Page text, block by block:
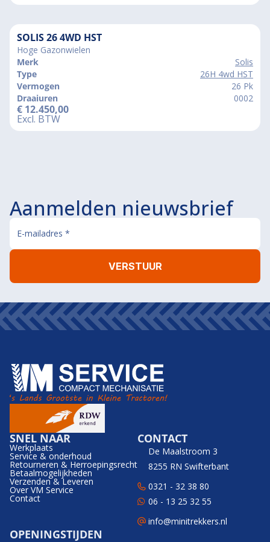
SOLIS 26 4WD HST
Hoge Gazonwielen
Merk
Solis
Type
26H 4wd HST
Vermogen
26 Pk
Draaiuren
0002
€ 12.450,00
Excl. BTW
Aanmelden nieuwsbrief
SNEL NAAR
Werkplaats
Service & onderhoud
Retourneren & Herroepingsrecht
Betaalmogelijkheden
Verzenden & Leveren
Over VM Service
Contact
CONTACT
De Maalstroom 3
8255 RN Swifterbant
0321 - 32 38 80
06 - 13 25 32 55
info@minitrekkers.nl
OPENINGSTIJDEN